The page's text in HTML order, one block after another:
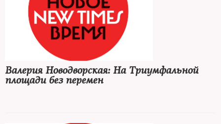
Валерия Новодворская: На Триумфальной
площади без перемен